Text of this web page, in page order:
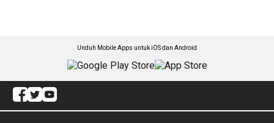
Unduh Mobile Apps untuk iOS dan Android